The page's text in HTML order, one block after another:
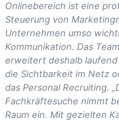
Onlinebereich ist eine
Steuerung von
Unternehmen umso
Kommunikation. Das
erweitert deshalb
die Sichtbarkeit im Netz
das Personal Recruiting.
Fachkräftesuche nimmt
Raum ein. Mit gezielten